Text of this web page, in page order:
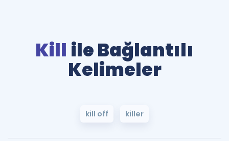
Kill ile Bağlantılı
Kelimeler
kill off killer